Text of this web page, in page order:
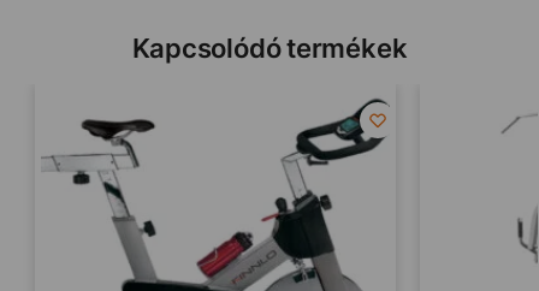
Kapcsolódó termékek